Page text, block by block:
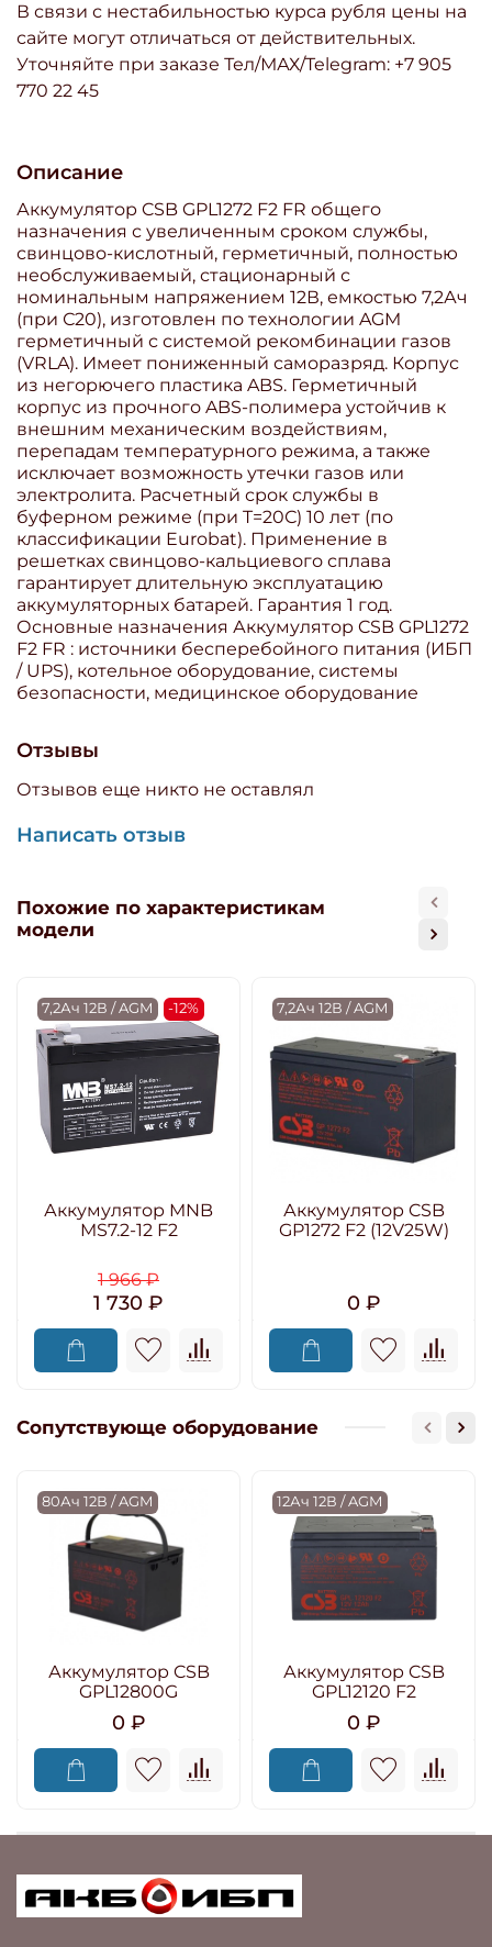
Описание
Аккумулятор CSB GPL1272 F2 FR общего
назначения с увеличенным сроком службы,
свинцово-кислотный, герметичный, полностью
необслуживаемый, стационарный с
номинальным напряжением 12В, емкостью 7,2Ач
(при С20), изготовлен по технологии AGM
герметичный с системой рекомбинации газов
(VRLA). Имеет пониженный саморазряд. Корпус
из негорючего пластика ABS. Герметичный
корпус из прочного ABS-полимера устойчив к
внешним механическим воздействиям,
перепадам температурного режима, а также
исключает возможность утечки газов или
электролита. Расчетный срок службы в
буферном режиме (при T=20С) 10 лет (по
классификации Eurobat). Применение в
решетках свинцово-кальциевого сплава
гарантирует длительную эксплуатацию
аккумуляторных батарей. Гарантия 1 год.
Основные назначения Аккумулятор CSB GPL1272
F2 FR : источники бесперебойного питания (ИБП
/ UPS), котельное оборудование, системы
безопасности, медицинское оборудование
В связи с нестабильностью курса рубля цены на
сайте могут отличаться от действительных.
Уточняйте при заказе Тел/МАХ/Telegram: +7 905
770 22 45
Отзывы
Отзывов еще никто не оставлял
Написать отзыв
Похожие по характеристикам
модели
7,2Ач 12В / AGM -12%
Аккумулятор MNB
MS7.2-12 F2
1 966 ₽
1 730 ₽
7,2Ач 12В / AGM
Аккумулятор CSB
GP1272 F2 (12V25W)
0 ₽
Сопутствующе оборудование
80Ач 12В / AGM
Аккумулятор CSB
GPL12800G
0 ₽
12Ач 12В / AGM
Аккумулятор CSB
GPL12120 F2
0 ₽